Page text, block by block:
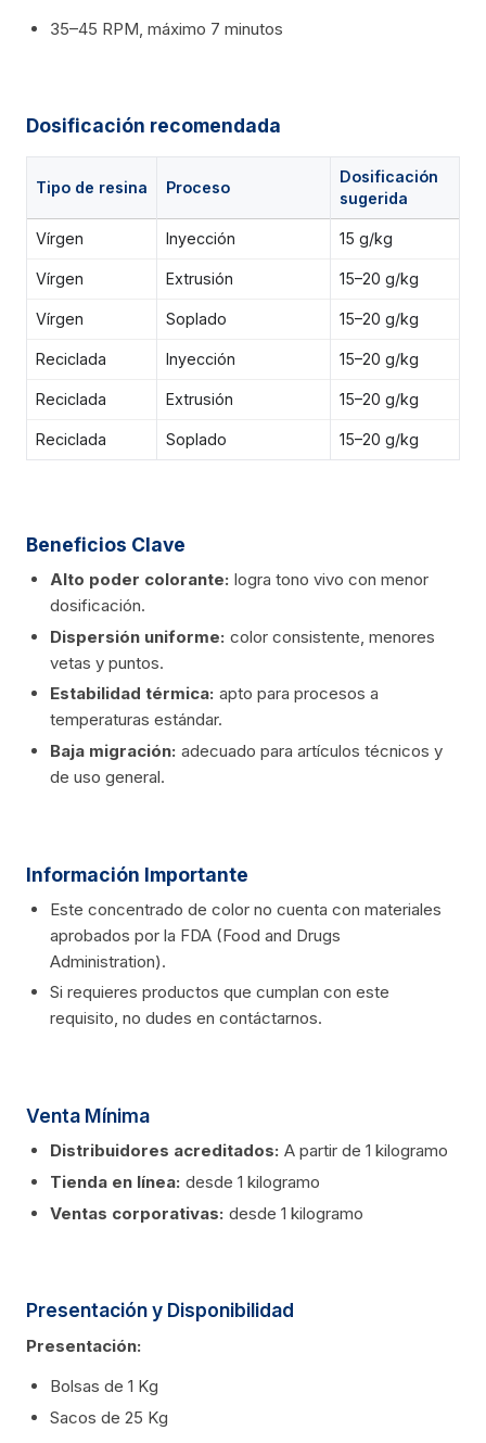
35–45 RPM, máximo 7 minutos
Dosificación recomendada
Tipo de resina Proceso
Dosificación
sugerida
Vírgen Inyección 15 g/kg
Vírgen Extrusión 15–20 g/kg
Vírgen Soplado 15–20 g/kg
Reciclada Inyección 15–20 g/kg
Reciclada Extrusión 15–20 g/kg
Reciclada Soplado 15–20 g/kg
Beneficios Clave
Alto poder colorante: logra tono vivo con menor
dosificación.
Dispersión uniforme: color consistente, menores
vetas y puntos.
Estabilidad térmica: apto para procesos a
temperaturas estándar.
Baja migración: adecuado para artículos técnicos y
de uso general.
Información Importante
Este concentrado de color no cuenta con materiales
aprobados por la FDA (Food and Drugs
Administration).
Si requieres productos que cumplan con este
requisito, no dudes en contáctarnos.
Venta Mínima
Distribuidores acreditados: A partir de 1 kilogramo
Tienda en línea: desde 1 kilogramo
Ventas corporativas: desde 1 kilogramo
Presentación y Disponibilidad
Presentación:
Bolsas de 1 Kg
Sacos de 25 Kg